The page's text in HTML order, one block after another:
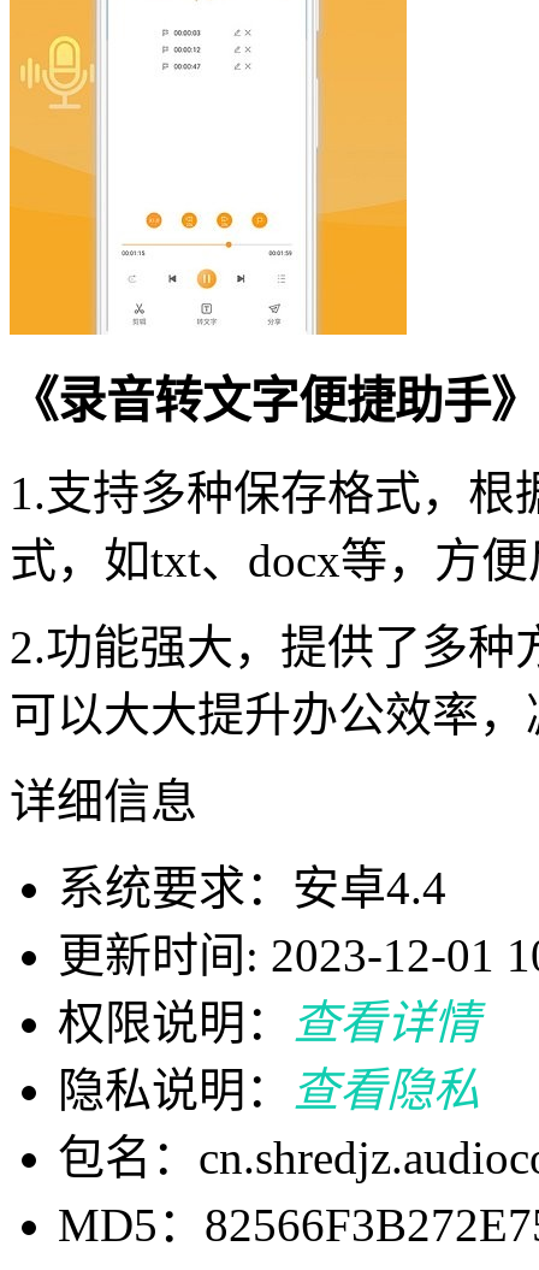
《录音转文字便捷助手
1.支持多种保存格式，
式，如txt、docx等，方
2.功能强大，提供了多
可以大大提升办公效率
详细信息
系统要求：安卓4.4
更新时间: 2023-12-01
权限说明：
查看详情
隐私说明：
查看隐私
包名：
MD5：